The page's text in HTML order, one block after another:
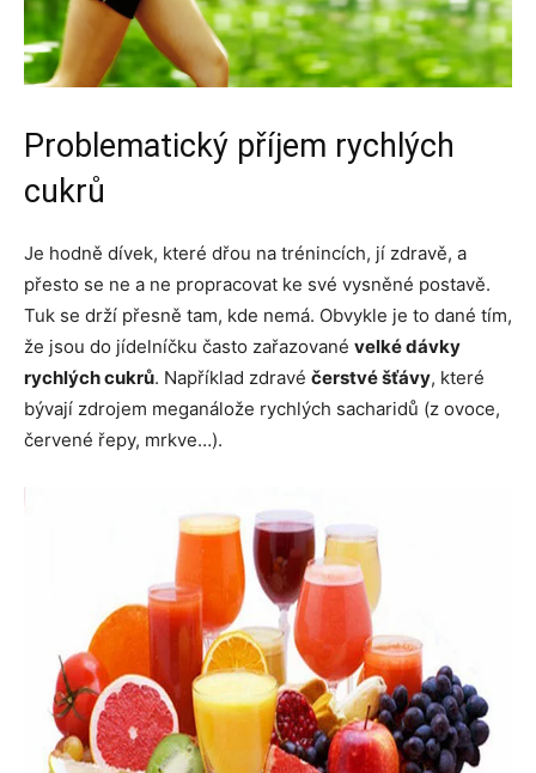
Problematický příjem rychlých
cukrů
Je hodně dívek, které dřou na trénincích, jí zdravě, a
přesto se ne a ne propracovat ke své vysněné postavě.
Tuk se drží přesně tam, kde nemá. Obvykle je to dané tím,
že jsou do jídelníčku často zařazované velké dávky
rychlých cukrů. Například zdravé čerstvé šťávy, které
bývají zdrojem meganálože rychlých sacharidů (z ovoce,
červené řepy, mrkve…).